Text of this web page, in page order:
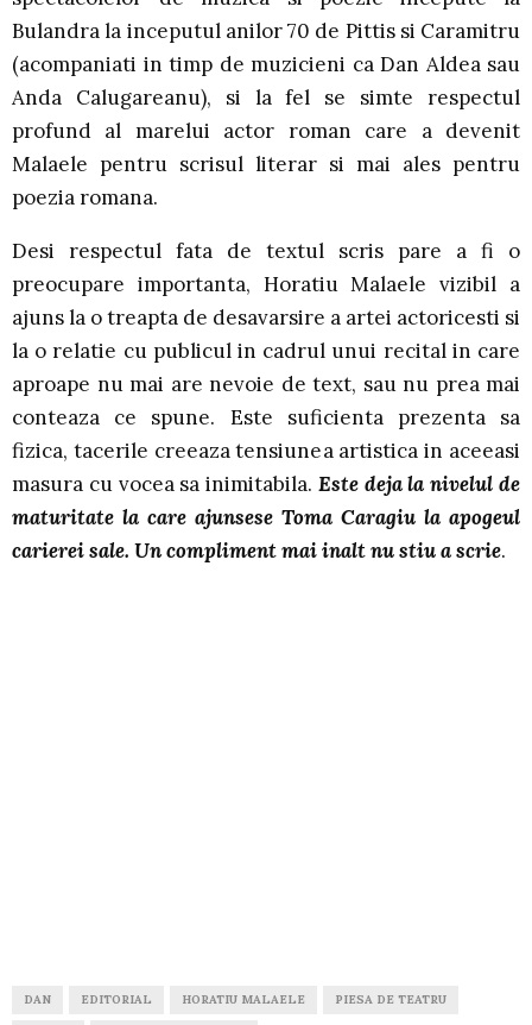
Bulandra la inceputul anilor 70 de Pittis si Caramitru
(acompaniati in timp de muzicieni ca Dan Aldea sau
Anda Calugareanu), si la fel se simte respectul
profund al marelui actor roman care a devenit
Malaele pentru scrisul literar si mai ales pentru
poezia romana.
Desi respectul fata de textul scris pare a fi o
preocupare importanta, Horatiu Malaele vizibil a
ajuns la o treapta de desavarsire a artei actoricesti si
la o relatie cu publicul in cadrul unui recital in care
aproape nu mai are nevoie de text, sau nu prea mai
conteaza ce spune. Este suficienta prezenta sa
fizica, tacerile creeaza tensiunea artistica in aceeasi
masura cu vocea sa inimitabila. Este deja la nivelul de
maturitate la care ajunsese Toma Caragiu la apogeul
carierei sale. Un compliment mai inalt nu stiu a scrie.
DAN EDITORIAL HORATIU MALAELE PIESA DE TEATRU